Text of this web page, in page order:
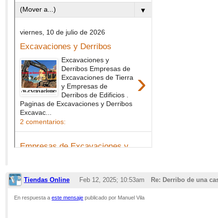
Tiendas Online Feb 12, 2025; 10:53am Re: Derribo de una
En respuesta aeste mensaje publicado por Manuel Vila